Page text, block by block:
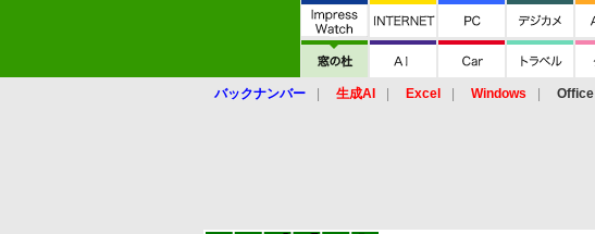
バックナンバー 生成AI Excel Windows Office